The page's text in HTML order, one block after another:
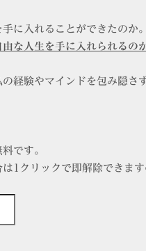
に入れることができたのか。
な人生を手に入れられるのか
経験やマインドを包み隠さ
です。
1クリックで即解除できま